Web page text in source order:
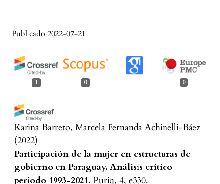
Publicado 2022-07-21
1 0 0
Karina Barreto, Marcela Fernanda Achinelli-Báez
(2022)
Participación de la mujer en estructuras de
gobierno en Paraguay. Análisis crítico
periodo 1993-2021. Puriq, 4, e330.